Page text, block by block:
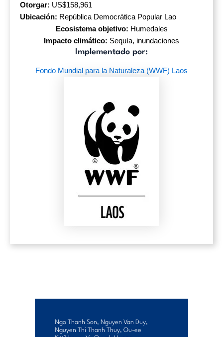
Otorgar: US$158,961
Ubicación: República Democrática Popular Lao
Ecosistema objetivo: Humedales
Impacto climático: Sequía, inundaciones
Implementado por:
Fondo Mundial para la Naturaleza (WWF) Laos
Ngo Thanh Son, Nguyen Van Duy,
Nguyen Thi Thanh Thuy, Ou-ee